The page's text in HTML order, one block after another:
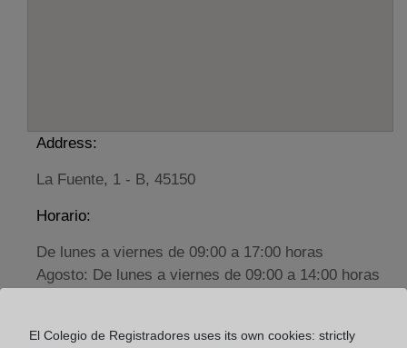
Address:
La Fuente, 1 - B, 45150
Horario:
De lunes a viernes de 09:00 a 17:00 horas
Agosto: De lunes a viernes de 09:00 a 14:00 horas
El Colegio de Registradores uses its own cookies: strictly